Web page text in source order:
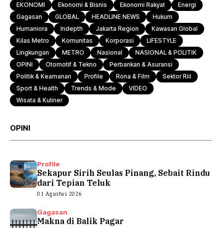
EKONOMI
Ekonomi & Bisnis Ekonomi Rakyat
Energi
Gagasan
GLOBAL HEADLINE NEWS
Hukum
Humaniora
Indepth Jakarta Region
Kawasan Global
Kilas Metro
Komunitas Korporasi
LIFESTYLE
Lingkungan
METRO Nasional
NASIONAL & POLITIK
OPINI
Otomotif & Tekno
Perbankan & Asuransi
Politik & Keamanan
Profile Rona & Film
Sektor Riil
Sport & Health
Trends & Mode
VIDEO
Wisata & Kuliner
OPINI
Profile
Sekapur Sirih Seulas Pinang, Sebait Rindu
dari Tepian Teluk
01 Agustus 2026
Gagasan
Makna di Balik Pagar